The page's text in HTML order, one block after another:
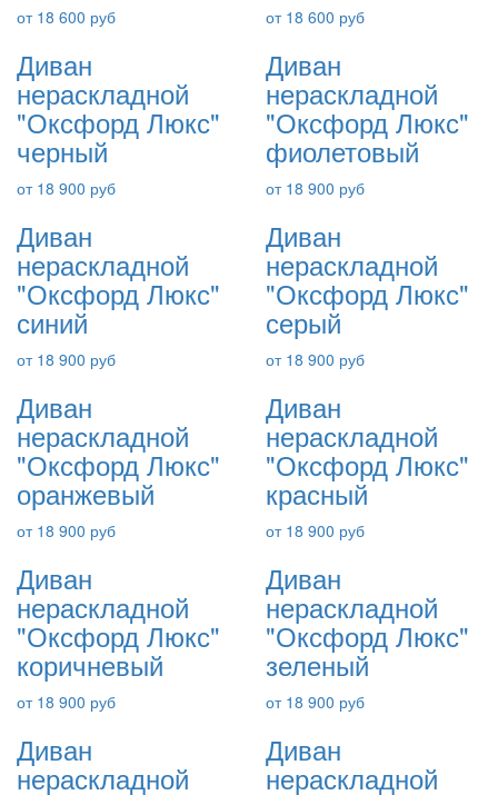
от 18 600 руб от 18 600 руб
Диван
нераскладной
"Оксфорд Люкс"
черный
от 18 900 руб
Диван
нераскладной
"Оксфорд Люкс"
фиолетовый
от 18 900 руб
Диван
нераскладной
"Оксфорд Люкс"
синий
от 18 900 руб
Диван
нераскладной
"Оксфорд Люкс"
серый
от 18 900 руб
Диван
нераскладной
"Оксфорд Люкс"
оранжевый
от 18 900 руб
Диван
нераскладной
"Оксфорд Люкс"
красный
от 18 900 руб
Диван
нераскладной
"Оксфорд Люкс"
коричневый
от 18 900 руб
Диван
нераскладной
"Оксфорд Люкс"
зеленый
от 18 900 руб
Диван
нераскладной
Диван
нераскладной